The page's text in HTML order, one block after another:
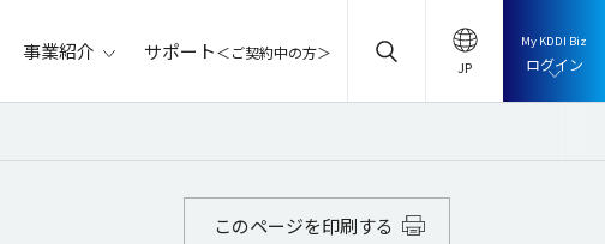
事業紹介 サポート＜ご契約中の方＞
My KDDI Biz
ログイン
このページを印刷する